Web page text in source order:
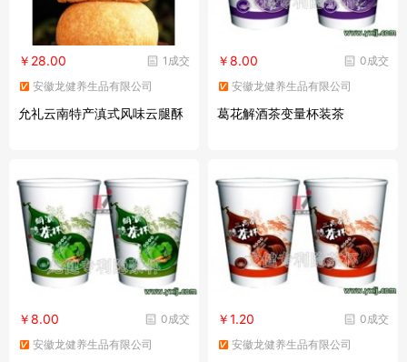
1成交
￥28.00
安徽龙健养生品有限公司
允礼云南特产滇式风味云腿酥
0成交
￥8.00
安徽龙健养生品有限公司
葛花解酒茶变量杯装茶
0成交
￥8.00
安徽龙健养生品有限公司
0成交
￥1.20
安徽龙健养生品有限公司